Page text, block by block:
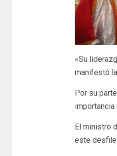
«Su
manifestó
Por su
importancia
El ministro
este desfile